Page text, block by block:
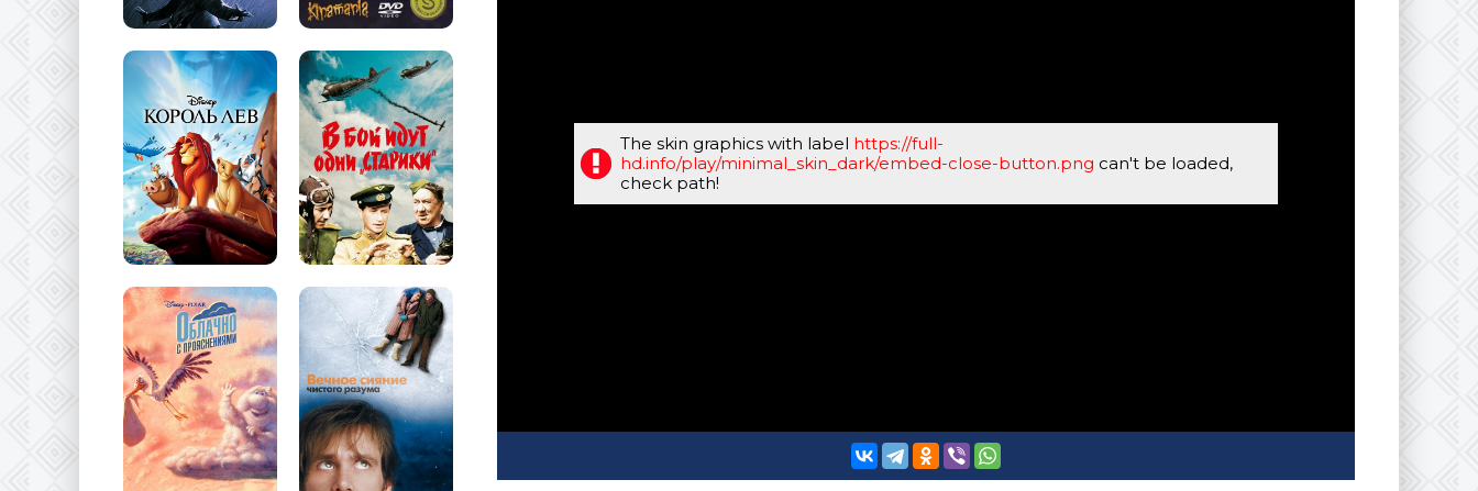
The skin graphics with label https://full-
hd.info/play/minimal_skin_dark/embed-close-button.png can't be loaded,
check path!